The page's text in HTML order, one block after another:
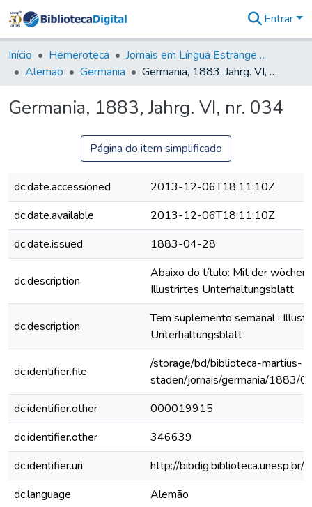
&
Coleções
Tudo na
Digital
Entrar
Início Hemeroteca
Jornais em Língua Estrangeira
Alemão
Germania Germania, 1883, Jahrg. VI, nr. 034
Germania, 1883, Jahrg. VI, nr. 034
Página do item simplificado
dc.date.accessioned
2013-12-06T18:11:10Z
dc.date.available
2013-12-06T18:11:10Z
dc.date.issued
1883-04-28
dc.description
Abaixo do título: Mit der
Illustrirtes Unterhaltungsblatt
dc.description
Tem suplemento semanal :
Unterhaltungsblatt
dc.identifier.file
/storage/bd/biblioteca-martius-
staden/jornais/germania/1883/
dc.identifier.other
000019915
dc.identifier.other
346639
dc.identifier.uri
http://
dc.language
Alemão